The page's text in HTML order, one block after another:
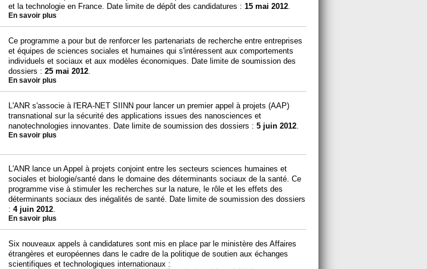
et la technologie en France. Date limite de dépôt des candidatures : 15 mai 2012.
En savoir plus
Ce programme a pour but de renforcer les partenariats de recherche entre entreprises
et équipes de sciences sociales et humaines qui s'intéressent aux comportements
individuels et sociaux et aux modèles économiques. Date limite de soumission des
dossiers : 25 mai 2012.
En savoir plus
L'ANR s'associe à l'ERA-NET SIINN pour lancer un premier appel à projets (AAP)
transnational sur la sécurité des applications issues des nanosciences et
nanotechnologies innovantes. Date limite de soumission des dossiers : 5 juin 2012.
En savoir plus
L'ANR lance un Appel à projets conjoint entre les secteurs sciences humaines et
sociales et biologie/santé dans le domaine des déterminants sociaux de la santé. Ce
programme vise à stimuler les recherches sur la nature, le rôle et les effets des
déterminants sociaux des inégalités de santé. Date limite de soumission des dossiers
: 4 juin 2012.
En savoir plus
Six nouveaux appels à candidatures sont mis en place par le ministère des Affaires
étrangères et européennes dans le cadre de la politique de soutien aux échanges
scientifiques et technologiques internationaux :